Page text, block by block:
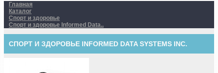
Главная
Каталог
Спорт и здоровье
Спорт и здоровье Informed Data..
СПОРТ И ЗДОРОВЬЕ INFORMED DATA SYSTEMS INC.